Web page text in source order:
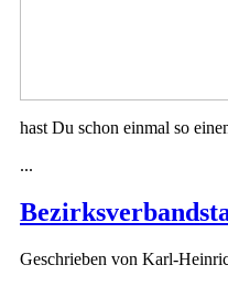
hast Du schon einmal so
...
Geschrieben von Karl-